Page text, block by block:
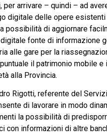
arrivare – quindi – ad
digitale delle opere
possibilità di aggiornare
fonte di informazione
alle gare per la
il patrimonio mobile
alla Provincia.
Rigotti, referente del
di lavorare in modo
la possibilità di
con informazioni di altre